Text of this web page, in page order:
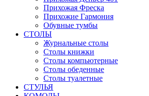
Прихожая Фреска
Прихожие Гармония
Обувные тумбы
СТОЛЫ
Журнальные столы
Столы книжки
Столы компьютерные
Столы обеденные
Столы туалетные
СТУЛЬЯ